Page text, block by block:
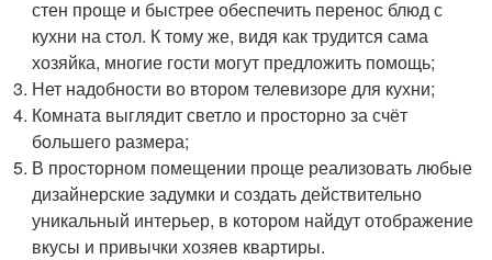
стен проще и быстрее обеспечить перенос блюд с
кухни на стол. К тому же, видя как трудится сама
хозяйка, многие гости могут предложить помощь;
Нет надобности во втором телевизоре для кухни;
Комната выглядит светло и просторно за счёт
большего размера;
В просторном помещении проще реализовать любые
дизайнерские задумки и создать действительно
уникальный интерьер, в котором найдут отображение
вкусы и привычки хозяев квартиры.